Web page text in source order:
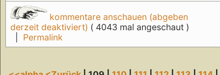
kommentare anschauen (abgeben
derzeit deaktiviert) ( 4043 mal angeschaut )
Permalink